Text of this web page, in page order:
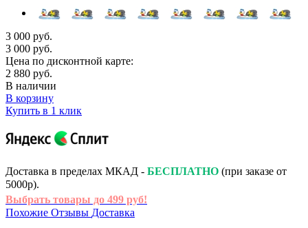
3 000 руб.
3 000 руб.
Цена по дисконтной карте:
2 880 руб.
В наличии
В корзину
Купить в 1 клик
Доставка в пределах МКАД - БЕСПЛАТНО (при заказе от
5000р).
Выбрать товары до 499 руб!
Похожие Отзывы Доставка